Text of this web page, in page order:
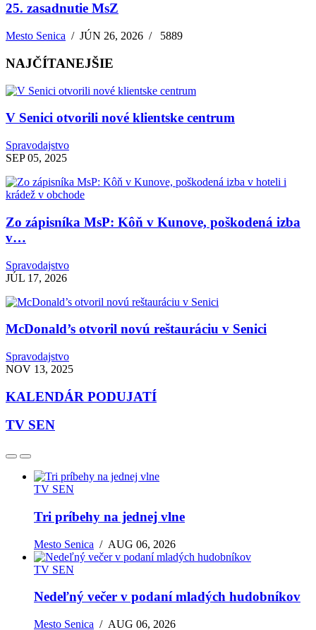
25. zasadnutie MsZ
Mesto Senica /JÚN 26, 2026 / 5889
NAJČÍTANEJŠIE
V Senici otvorili nové klientske centrum
Spravodajstvo
SEP 05, 2025
Zo zápisníka MsP: Kôň v Kunove, poškodená izba
v…
Spravodajstvo
JÚL 17, 2026
McDonald’s otvoril novú reštauráciu v Senici
Spravodajstvo
NOV 13, 2025
KALENDÁR PODUJATÍ
TV SEN
TV SEN
Tri príbehy na jednej vlne
Mesto Senica /AUG 06, 2026
TV SEN
Nedeľný večer v podaní mladých hudobníkov
Mesto Senica /AUG 06, 2026